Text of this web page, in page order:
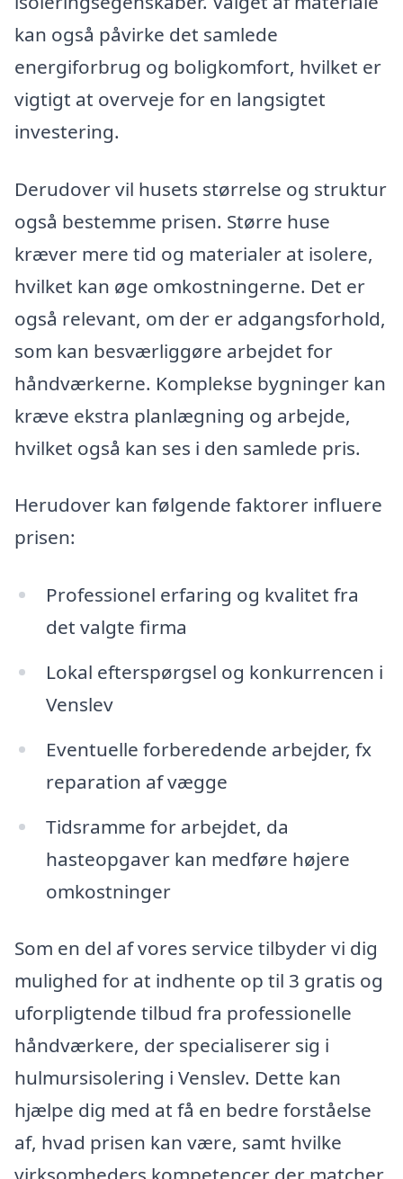
kan også påvirke det samlede
energiforbrug og boligkomfort, hvilket er
vigtigt at overveje for en langsigtet
investering.
Derudover vil husets størrelse og struktur
også bestemme prisen. Større huse
kræver mere tid og materialer at isolere,
hvilket kan øge omkostningerne. Det er
også relevant, om der er adgangsforhold,
som kan besværliggøre arbejdet for
håndværkerne. Komplekse bygninger kan
kræve ekstra planlægning og arbejde,
hvilket også kan ses i den samlede pris.
Herudover kan følgende faktorer influere
prisen:
Professionel erfaring og kvalitet fra
det valgte firma
Lokal efterspørgsel og konkurrencen i
Venslev
Eventuelle forberedende arbejder, fx
reparation af vægge
Tidsramme for arbejdet, da
hasteopgaver kan medføre højere
omkostninger
Som en del af vores service tilbyder vi dig
mulighed for at indhente op til 3 gratis og
uforpligtende tilbud fra professionelle
håndværkere, der specialiserer sig i
hulmursisolering i Venslev. Dette kan
hjælpe dig med at få en bedre forståelse
af, hvad prisen kan være, samt hvilke